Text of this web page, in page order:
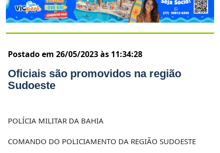
Postado em 26/05/2023 às 11:34:28
Oficiais são promovidos na região
Sudoeste
POLÍCIA MILITAR DA BAHIA
COMANDO DO POLICIAMENTO DA REGIÃO SUDOESTE